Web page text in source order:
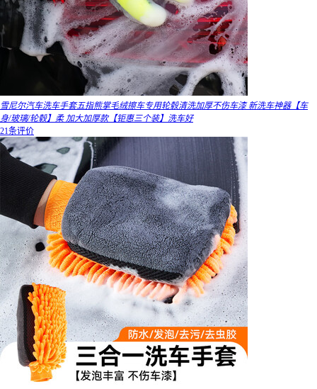
雪尼尔汽车洗车手套五指熊掌毛绒擦车专用轮毂清洗加厚不伤车漆 新洗车神器【车
身/玻璃/轮毂】柔 加大加厚款【钜惠三个装】洗车好
21条评价